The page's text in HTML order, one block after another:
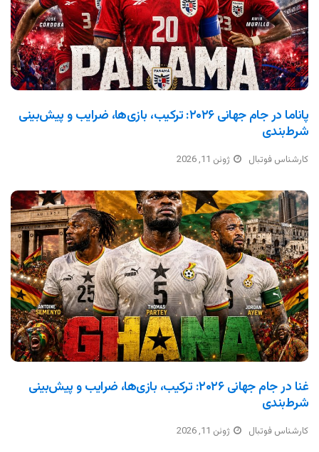
پاناما در جام جهانی ۲۰۲۶: ترکیب، بازی‌ها، ضرایب و پیش‌بینی
شرط‌بندی
کارشناس فوتبال ژوئن 11, 2026
غنا در جام جهانی ۲۰۲۶: ترکیب، بازی‌ها، ضرایب و پیش‌بینی
شرط‌بندی
کارشناس فوتبال ژوئن 11, 2026